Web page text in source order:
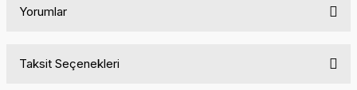
Yorumlar
Taksit Seçenekleri